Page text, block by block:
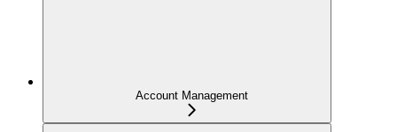
Account Management